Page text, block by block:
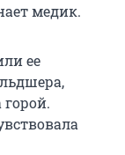
медик.
ее
горой.